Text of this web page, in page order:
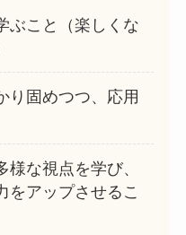
ぶこと（楽しくな
り固めつつ、応用
な視点を学び、
をアップさせるこ